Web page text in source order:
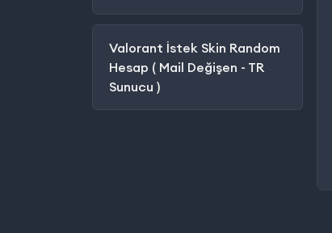
Valorant İstek Skin Random
Hesap ( Mail Değişen - TR
Sunucu )